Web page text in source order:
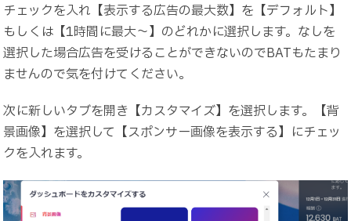
チェックを入れ【表示する広告の最大数】を【デフォルト】
もしくは【1時間に最大～】のどれかに選択します。なしを
選択した場合広告を受けることができないのでBATもたまり
ませんので気を付けてください。
次に新しいタブを開き【カスタマイズ】を選択します。【背
景画像】を選択して【スポンサー画像を表示する】にチェッ
クを入れます。